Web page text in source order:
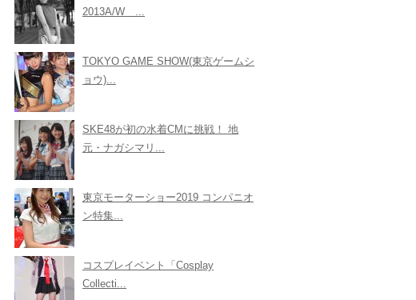
2013A/W ...
TOKYO GAME SHOW(東京ゲームシ
ョウ)...
SKE48が初の水着CMに挑戦！ 地
元・ナガシマリ...
東京モーターショー2019 コンパニオ
ン特集...
コスプレイベント「Cosplay
Collecti...